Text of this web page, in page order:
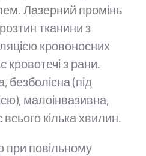
Лазерний промінь
тканини з
кровоносних
кровотечі з рани.
безболісна (під
малоінвазивна,
кілька хвилин.
при повільному